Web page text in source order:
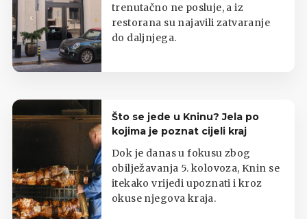
trenutačno ne posluje, a iz
restorana su najavili zatvaranje
do daljnjega.
Što se jede u Kninu? Jela po
kojima je poznat cijeli kraj
Dok je danas u fokusu zbog
obilježavanja 5. kolovoza, Knin se
itekako vrijedi upoznati i kroz
okuse njegova kraja.